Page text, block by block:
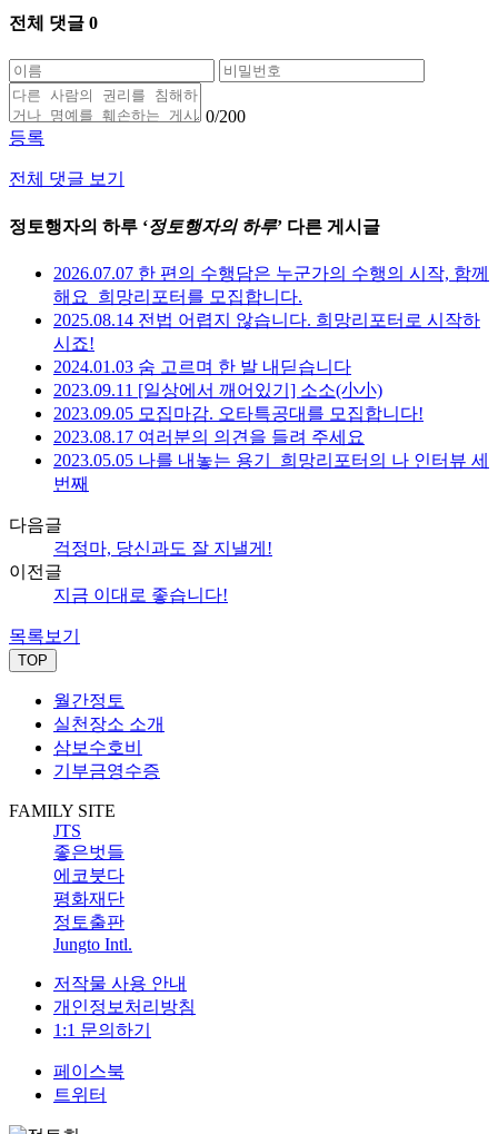
전체 댓글 0
0/200
등록
전체 댓글 보기
정토행자의 하루 ‘정토행자의 하루’ 다른 게시글
2026.07.07 한 편의 수행담은 누군가의 수행의 시작, 함께
해요_희망리포터를 모집합니다.
2025.08.14 전법 어렵지 않습니다. 희망리포터로 시작하
시죠!
2024.01.03 숨 고르며 한 발 내딛습니다
2023.09.11 [일상에서 깨어있기] 소소(小小)
2023.09.05 모집마감. 오타특공대를 모집합니다!
2023.08.17 여러분의 의견을 들려 주세요
2023.05.05 나를 내놓는 용기_희망리포터의 나 인터뷰 세
번째
다음글
걱정마, 당신과도 잘 지낼게!
이전글
지금 이대로 좋습니다!
목록보기
TOP
월간정토
실천장소 소개
삼보수호비
기부금영수증
FAMILY SITE
JTS
좋은벗들
에코붓다
평화재단
정토출판
Jungto Intl.
저작물 사용 안내
개인정보처리방침
1:1 문의하기
페이스북
트위터